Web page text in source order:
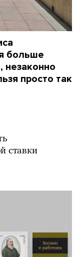
больше
незаконно
просто так
ставки